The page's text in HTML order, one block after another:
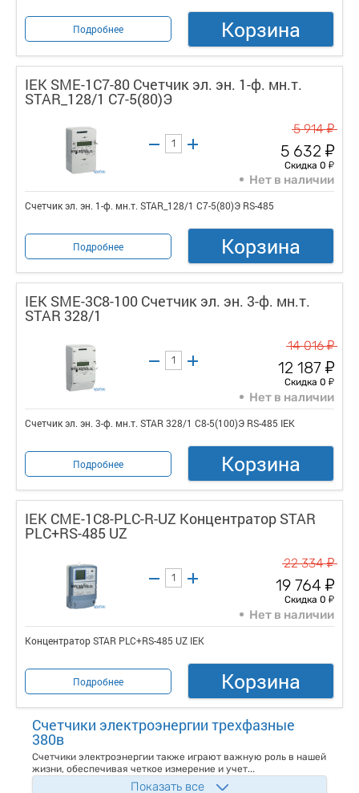
Подробнее Корзина
IEK SME-1C7-80 Счетчик эл. эн. 1-ф. мн.т.
STAR_128/1 С7-5(80)Э
5 914у
5 632 у
Скидка 0 у
Нет в наличии
Счетчик эл. эн. 1-ф. мн.т. STAR_128/1 С7-5(80)Э RS-485
Подробнее Корзина
IEK SME-3C8-100 Счетчик эл. эн. 3-ф. мн.т.
STAR 328/1
14 016у
12 187 у
Скидка 0 у
Нет в наличии
Счетчик эл. эн. 3-ф. мн.т. STAR 328/1 С8-5(100)Э RS-485 IEK
Подробнее Корзина
IEK CME-1C8-PLC-R-UZ Концентратор STAR
PLC+RS-485 UZ
22 334у
19 764 у
Скидка 0 у
Нет в наличии
Концентратор STAR PLC+RS-485 UZ IEK
Подробнее Корзина
Счетчики электроэнергии трехфазные
380в
Счетчики электроэнергии также играют важную роль в нашей
жизни, обеспечивая четкое измерение и учет...
Показать все